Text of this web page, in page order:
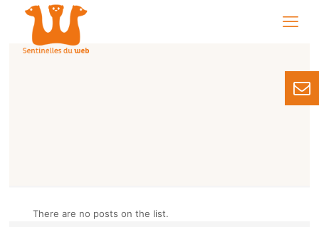
There are no posts on the list.